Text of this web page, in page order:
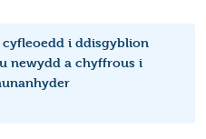
cyfleoedd i ddisgyblion
newydd a chyffrous i